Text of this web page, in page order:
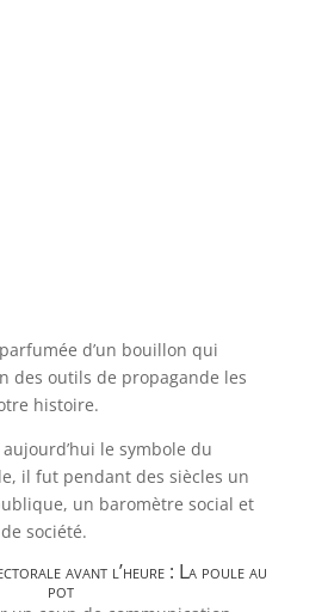
d’un bouillon qui
des outils de propagande les
histoire.
le symbole du
il fut pendant des siècles un
un baromètre social et
société.
avant l’heure : La poule au
pot